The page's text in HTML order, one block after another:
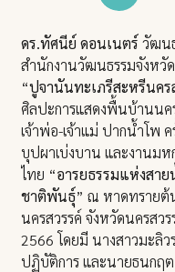
ดร.ทัศนีย์ ดอนเนตร์ วัฒน
สำนักงานวัฒนธรรมจังหวั
“ปูจานันทะเภรีสะหรีนคร
ศิลปะการแสดงพื้นบ้านนค
เจ้าพ่อ-เจ้าแม่ ปากน้ำโพ
บุปผาเบ่งบาน และงานม
ไทย “อารยธรรมแห่งสา
ชาติพันธุ์” ณ หาดทรายต้
นครสวรรค์ จังหวัดนครสว
2566 โดยมี นางสาวมะลิ
ปฏิบัติการ และนายธนกฤ